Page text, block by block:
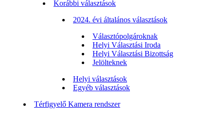
Korábbi választások
2024. évi általános választások
Választópolgároknak
Helyi Választási Iroda
Helyi Választási Bizottság
Jelölteknek
Helyi választások
Egyéb választások
Térfigyelő Kamera rendszer